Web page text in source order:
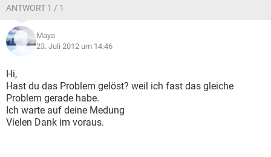
ANTWORT 1 / 1
Maya
23. Juli 2012 um 14:46
Hi,
Hast du das Problem gelöst? weil ich fast das gleiche
Problem gerade habe.
Ich warte auf deine Medung
Vielen Dank im voraus.